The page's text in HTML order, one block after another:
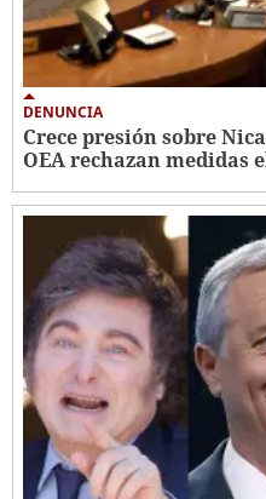
DENUNCIA
Crece presión sobre
OEA rechazan medidas